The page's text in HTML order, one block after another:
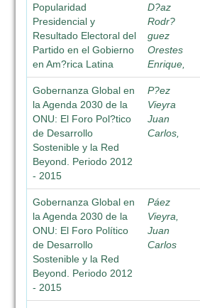
Popularidad
Presidencial y
Resultado Electoral del
Partido en el Gobierno
en Am?rica Latina
D?az
Rodr?
guez
Orestes
Enrique,
Gobernanza Global en
la Agenda 2030 de la
ONU: El Foro Pol?tico
de Desarrollo
Sostenible y la Red
Beyond. Periodo 2012
- 2015
P?ez
Vieyra
Juan
Carlos,
Gobernanza Global en
la Agenda 2030 de la
ONU: El Foro Político
de Desarrollo
Sostenible y la Red
Beyond. Periodo 2012
- 2015
Páez
Vieyra,
Juan
Carlos